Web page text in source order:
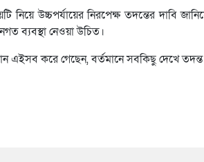
উচ্চপর্যায়ের নিরপেক্ষ তদন্তের দাবি
ব্যবস্থা নেওয়া উচিত।
এইসব করে গেছেন, বর্তমানে সবকিছু দেখে